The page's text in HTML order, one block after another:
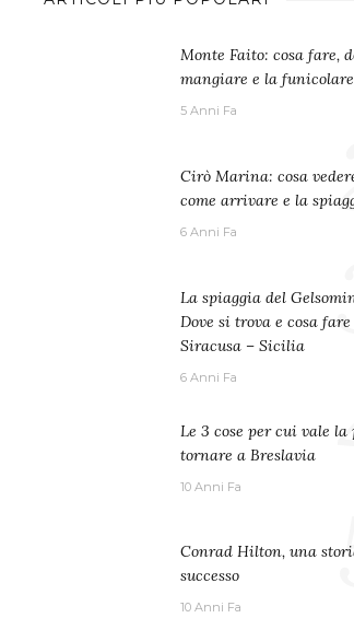
Monte Faito: cosa fare,
mangiare e la funicolare
5 Anni Fa
Cirò Marina: cosa
come arrivare e la
6 Anni Fa
La spiaggia del
Dove si trova e cosa
Siracusa – Sicilia
6 Anni Fa
Le 3 cose per cui vale la
tornare a Breslavia
10 Anni Fa
Conrad Hilton, una
successo
10 Anni Fa